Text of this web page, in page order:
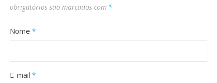
obrigatórios são marcados com *
Nome *
E-mail *